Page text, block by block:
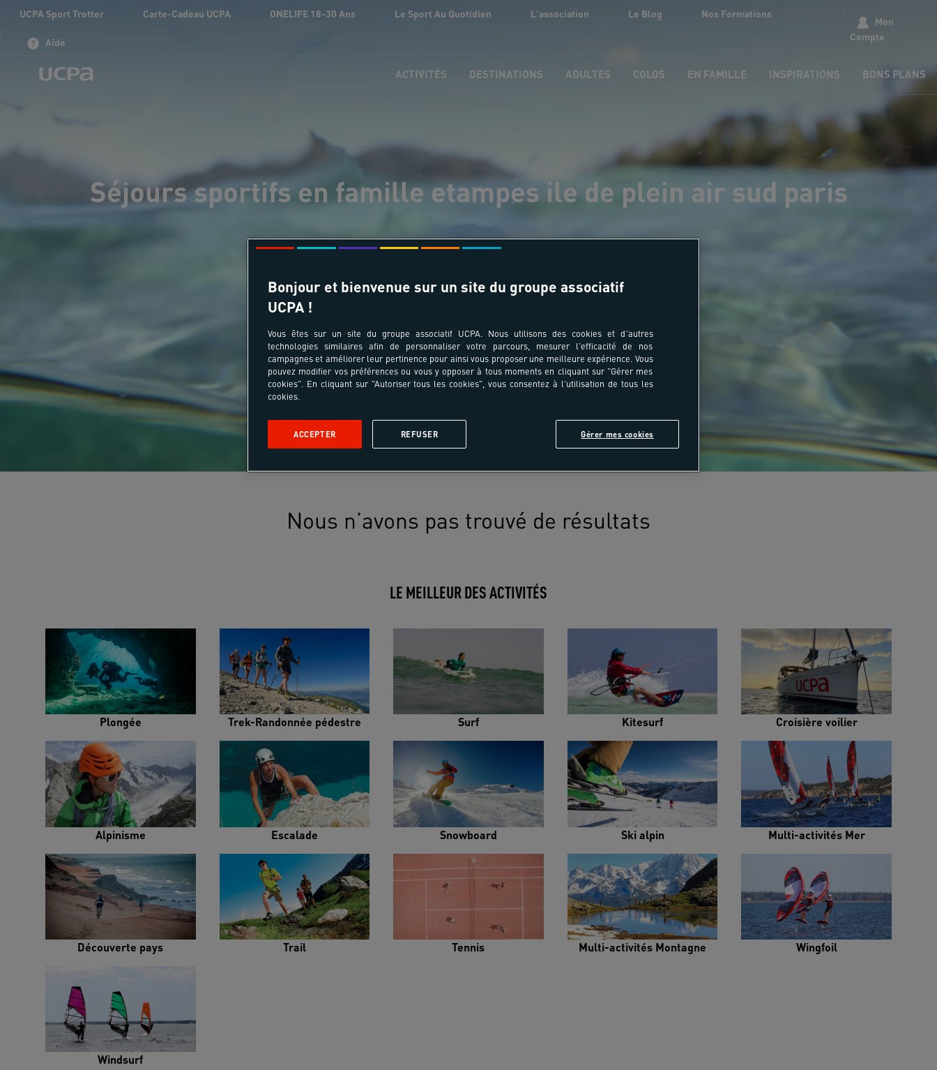
UCPA Sport Trotter Carte-Cadeau UCPA ONELIFE 18-30 Ans Le Sport Au Quotidien L'association Le Blog Nos Formations
Aide
Mon
Compte
ACTIVITÉS DESTINATIONS ADULTES COLOS EN FAMILLE INSPIRATIONS BONS PLANS
Séjours sportifs en famille etampes ile de plein air sud paris
Nous n’avons pas trouvé de résultats
LE MEILLEUR DES ACTIVITÉS
Plongée Trek-Randonnée pédestre Surf Kitesurf Croisière voilier
Alpinisme Escalade Snowboard Ski alpin Multi-activités Mer
Découverte pays Trail Tennis Multi-activités Montagne Wingfoil
Windsurf
Bonjour et bienvenue sur un site du groupe associatif
UCPA !
Vous êtes sur un site du groupe associatif UCPA. Nous utilisons des cookies et d'autres
technologies similaires afin de personnaliser votre parcours, mesurer l'efficacité de nos
campagnes et améliorer leur pertinence pour ainsi vous proposer une meilleure expérience. Vous
pouvez modifier vos préférences ou vous y opposer à tous moments en cliquant sur "Gérer mes
cookies". En cliquant sur "Autoriser tous les cookies", vous consentez à l'utilisation de tous les
cookies.
Gérer mes cookies
REFUSER
ACCEPTER